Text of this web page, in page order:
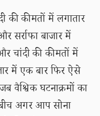
की कीमतों में लगातार
सर्राफा बाजार में
चांदी की कीमतों में
में एक बार फिर ऐसे
वैश्विक घटनाक्रमों का
अगर आप सोना